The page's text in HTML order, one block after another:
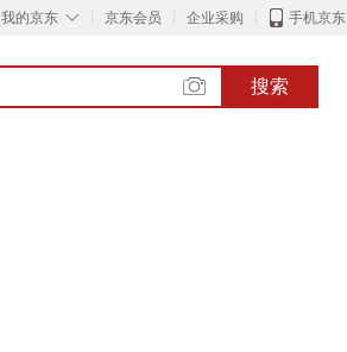
◇
我的京东 京东会员 企业采购 手机京东
搜索